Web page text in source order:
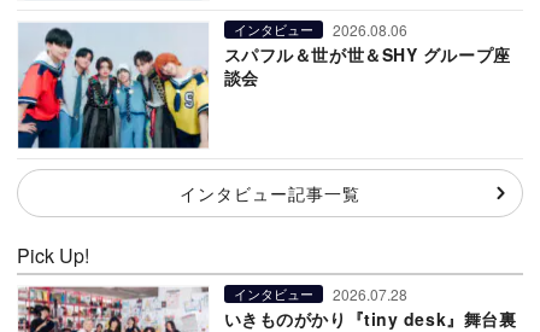
インタビュー 2026.08.06
スパフル＆世が世＆SHY グループ座
談会
インタビュー記事一覧
Pick Up!
インタビュー 2026.07.28
いきものがかり『tiny desk』舞台裏